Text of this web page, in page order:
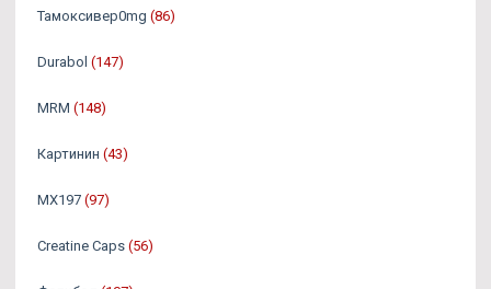
Тамоксивер0mg (86)
Durabol (147)
MRM (148)
Картинин (43)
MX197 (97)
Creatine Caps (56)